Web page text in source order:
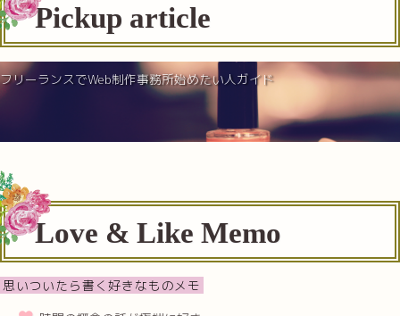
Pickup article
フリーランスでWeb制作事務所始めたい人ガイド
Love & Like Memo
思いついたら書く好きなものメモ